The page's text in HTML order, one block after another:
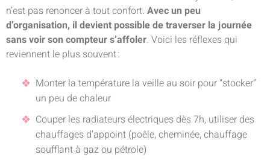
n’est pas renoncer à tout confort. Avec un peu
d’organisation, il devient possible de traverser la journée
sans voir son compteur s’affoler. Voici les réflexes qui
reviennent le plus souvent :
Monter la température la veille au soir pour “stocker”
un peu de chaleur
Couper les radiateurs électriques dès 7h, utiliser des
chauffages d’appoint (poêle, cheminée, chauffage
soufflant à gaz ou pétrole)